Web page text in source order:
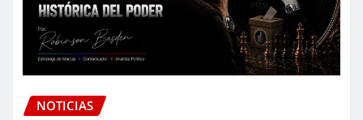
NOTICIAS